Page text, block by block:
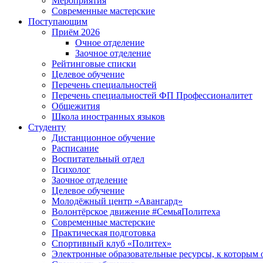
Современные мастерские
Поступающим
Приём 2026
Очное отделение
Заочное отделение
Рейтинговые списки
Целевое обучение
Перечень специальностей
Перечень специальностей ФП Профессионалитет
Общежития
Школа иностранных языков
Студенту
Дистанционное обучение
Расписание
Воспитательный отдел
Психолог
Заочное отделение
Целевое обучение
Молодёжный центр «Авангард»
Волонтёрское движение #СемьяПолитеха
Современные мастерские
Практическая подготовка
Спортивный клуб «Политех»
Электронные образовательные ресурсы, к которым